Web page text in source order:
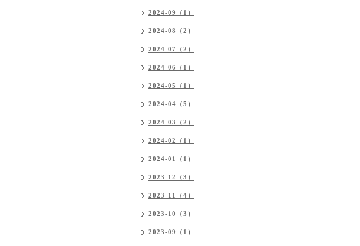
2024-09（1）
2024-08（2）
2024-07（2）
2024-06（1）
2024-05（1）
2024-04（5）
2024-03（2）
2024-02（1）
2024-01（1）
2023-12（3）
2023-11（4）
2023-10（3）
2023-09（1）